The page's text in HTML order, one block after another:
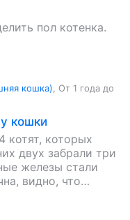
пол котенка.
кошка)
От 1 года до
кошки
котят, которых
двух забрали три
железы стали
видно, что